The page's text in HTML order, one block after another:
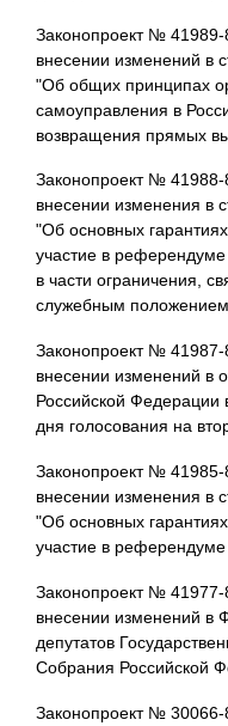
Законопроект №
внесении изменений в
"Об общих принципах
самоуправления в
возвращения прямых
Законопроект №
внесении изменения в
"Об основных
участие в
в части ограничения,
служебным
Законопроект №
внесении изменений в
Российской Федерации
дня голосования на
Законопроект №
внесении изменения в
"Об основных
участие в
Законопроект №
внесении изменений в
депутатов
Собрания Российской
Законопроект №